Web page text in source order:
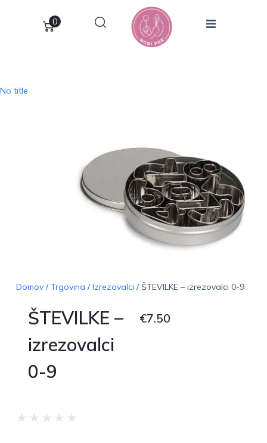
0
No title
Domov/Trgovina /Izrezovalci / ŠTEVILKE – izrezovalci 0-9
ŠTEVILKE –
izrezovalci
0-9
€7.50
★ ★ ★ ★ ★